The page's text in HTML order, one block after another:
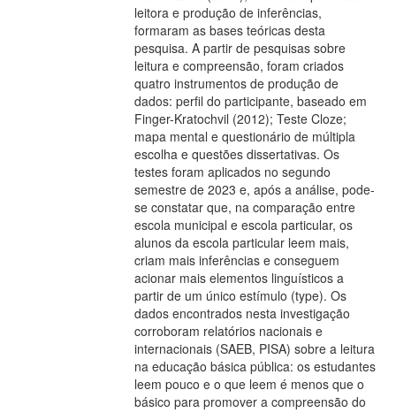
leitora e produção de inferências,
formaram as bases teóricas desta
pesquisa. A partir de pesquisas sobre
leitura e compreensão, foram criados
quatro instrumentos de produção de
dados: perfil do participante, baseado em
Finger-Kratochvil (2012); Teste Cloze;
mapa mental e questionário de múltipla
escolha e questões dissertativas. Os
testes foram aplicados no segundo
semestre de 2023 e, após a análise, pode-
se constatar que, na comparação entre
escola municipal e escola particular, os
alunos da escola particular leem mais,
criam mais inferências e conseguem
acionar mais elementos linguísticos a
partir de um único estímulo (type). Os
dados encontrados nesta investigação
corroboram relatórios nacionais e
internacionais (SAEB, PISA) sobre a leitura
na educação básica pública: os estudantes
leem pouco e o que leem é menos que o
básico para promover a compreensão do